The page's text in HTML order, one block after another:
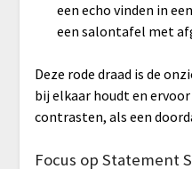
een echo vinden in
een salontafel met
Deze rode draad is de
bij elkaar houdt en
contrasten, als een
Focus op Statement